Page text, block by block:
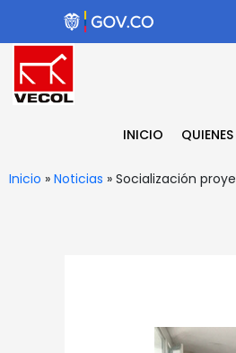
contenido
INICIO
Inicio » Noticias » Socialización